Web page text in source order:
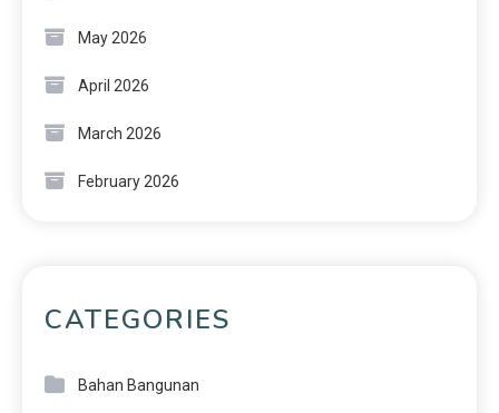
May 2026
April 2026
March 2026
February 2026
CATEGORIES
Bahan Bangunan